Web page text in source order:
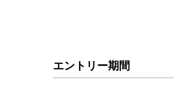
エントリー期間